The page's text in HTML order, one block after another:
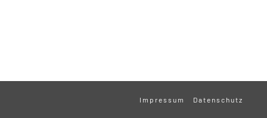
Impressum Datenschutz